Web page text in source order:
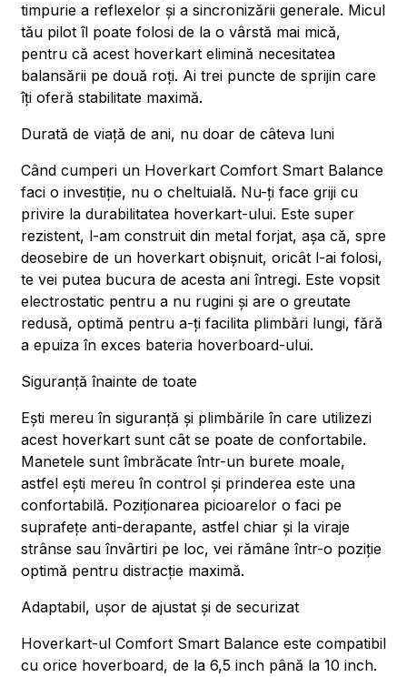
timpurie a reflexelor și a sincronizării generale. Micul
tău pilot îl poate folosi de la o vârstă mai mică,
pentru că acest hoverkart elimină necesitatea
balansării pe două roți. Ai trei puncte de sprijin care
îți oferă stabilitate maximă.
Durată de viață de ani, nu doar de câteva luni
Când cumperi un Hoverkart Comfort Smart Balance
faci o investiție, nu o cheltuială. Nu-ți face griji cu
privire la durabilitatea hoverkart-ului. Este super
rezistent, l-am construit din metal forjat, așa că, spre
deosebire de un hoverkart obișnuit, oricât l-ai folosi,
te vei putea bucura de acesta ani întregi. Este vopsit
electrostatic pentru a nu rugini și are o greutate
redusă, optimă pentru a-ți facilita plimbări lungi, fără
a epuiza în exces bateria hoverboard-ului.
Siguranță înainte de toate
Ești mereu în siguranță și plimbările în care utilizezi
acest hoverkart sunt cât se poate de confortabile.
Manetele sunt îmbrăcate într-un burete moale,
astfel ești mereu în control și prinderea este una
confortabilă. Poziționarea picioarelor o faci pe
suprafețe anti-derapante, astfel chiar și la viraje
strânse sau învârtiri pe loc, vei rămâne într-o poziție
optimă pentru distracție maximă.
Adaptabil, ușor de ajustat și de securizat
Hoverkart-ul Comfort Smart Balance este compatibil
cu orice hoverboard, de la 6,5 inch până la 10 inch.